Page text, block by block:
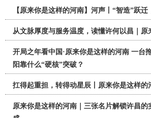
【原来你是这样的河南】河声丨“智造”跃迁
从文脉厚度与服务温度，读懂许何以昌｜原
开局之年看中国·原来你是这样的河南 一台
阳靠什么“硬核”突破？
扛得起重担，转得动星辰丨原来你是这样的
原来你是这样的河南｜三张名片解锁许昌的